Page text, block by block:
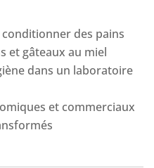
des pains
et gâteaux au miel
dans un laboratoire
et commerciaux